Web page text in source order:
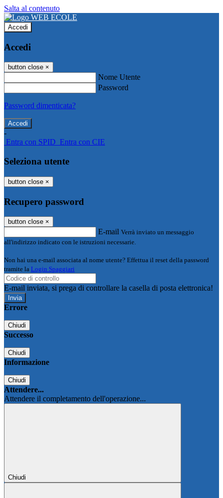
Salta al contenuto
Accedi
Accedi
button close ×
Nome Utente
Password
Password dimenticata?
-
Entra con SPID Entra con CIE
Seleziona utente
button close ×
Recupero password
button close ×
E-mail Verrà inviato un messaggio
all'indirizzo indicato con le istruzioni necessarie.
Non hai una e-mail associata al nome utente? Effettua il reset della password
tramite la Login Spaggiari
E-mail inviata, si prega di controllare la casella di posta elettronica!
Errore
Chiudi
Successo
Chiudi
Informazione
Chiudi
Attendere...
Attendere il completamento dell'operazione...
Chiudi